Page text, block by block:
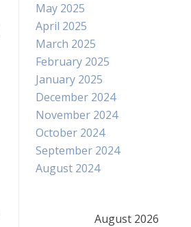
May 2025
April 2025
March 2025
February 2025
January 2025
December 2024
November 2024
October 2024
September 2024
August 2024
August 2026